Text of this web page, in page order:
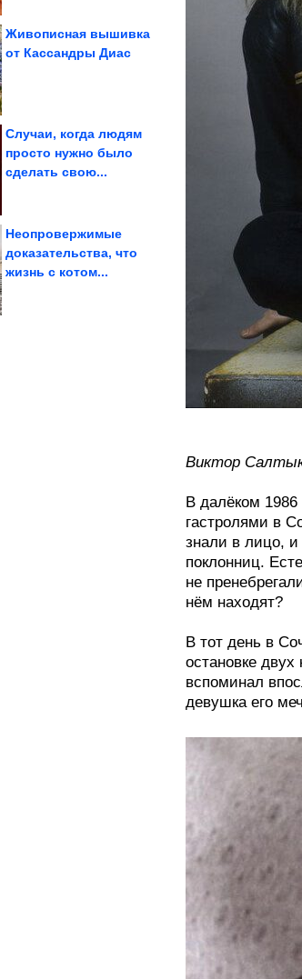
Живописная вышивка
от Кассандры Диас
Женские приколы.
Случаи, когда людям
просто нужно было
сделать свою...
Простые домашние
тесты. Как за 5 минут
Неопровержимые
доказательства, что
жизнь с котом...
Виктор
В далёком
гастролями в
знали в лицо, и
поклонниц.
не
нём находят?
В тот день в
остановке
вспоминал
девушка его